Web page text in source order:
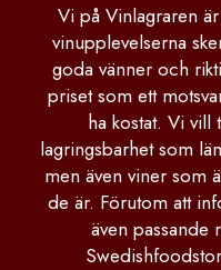
Vi på Vinlagraren
vinupplevelserna
goda vänner och
priset som ett
ha kostat. Vi
lagringsbarhet som
men även viner som
de är. Förutom att
även passande